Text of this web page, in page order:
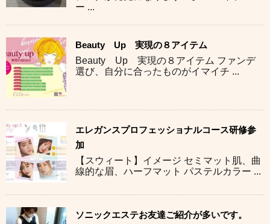
ー ...
Beauty Up 実現の８アイテム
Beauty Up 実現の８アイテム ファンデ
選び、自分に合ったものがイマイチ ...
エレガンスプロフェッショナルコース研修参
加
【スウィート】イメージ セミマット肌、曲
線的な眉、ハーフマット パステルカラー ...
ソニックエステお友達ご紹介が多いです。